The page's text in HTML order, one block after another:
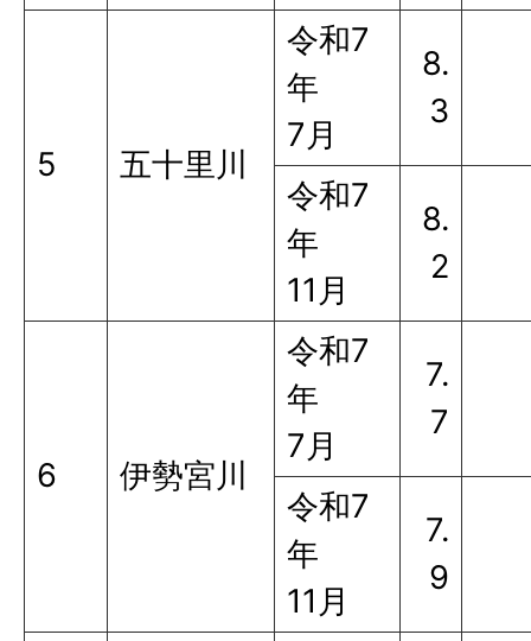
5 五十里川
令和7
年
7月
8.
3
令和7
年
11月
8.
2
6 伊勢宮川
令和7
年
7月
7.
7
令和7
年
11月
7.
9